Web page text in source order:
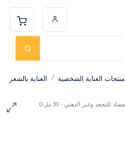
منتجات العناية الشخصية
العناية بالشعر